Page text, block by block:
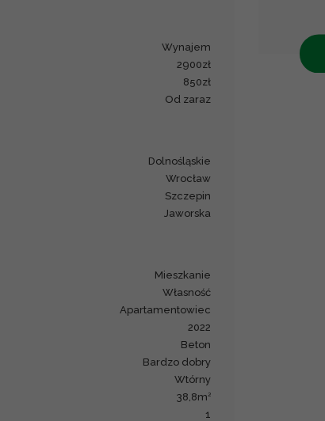
wynajem
2900zł
850zł
Od zaraz
dolnośląskie
Wrocław
Szczepin
Jaworska
mieszkanie
Własność
apartamentowiec
2022
beton
Bardzo dobry
Wtórny
38,8m2
1